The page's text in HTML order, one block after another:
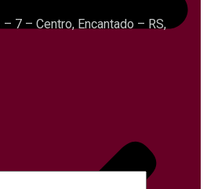
7 – Centro, Encantado – RS,